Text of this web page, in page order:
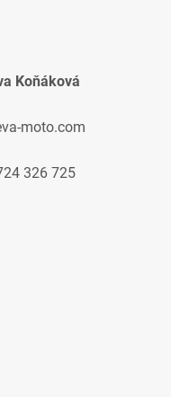
Koňáková
moto.com
326 725